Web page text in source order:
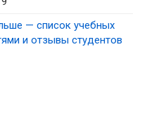
— список учебных
и отзывы студентов